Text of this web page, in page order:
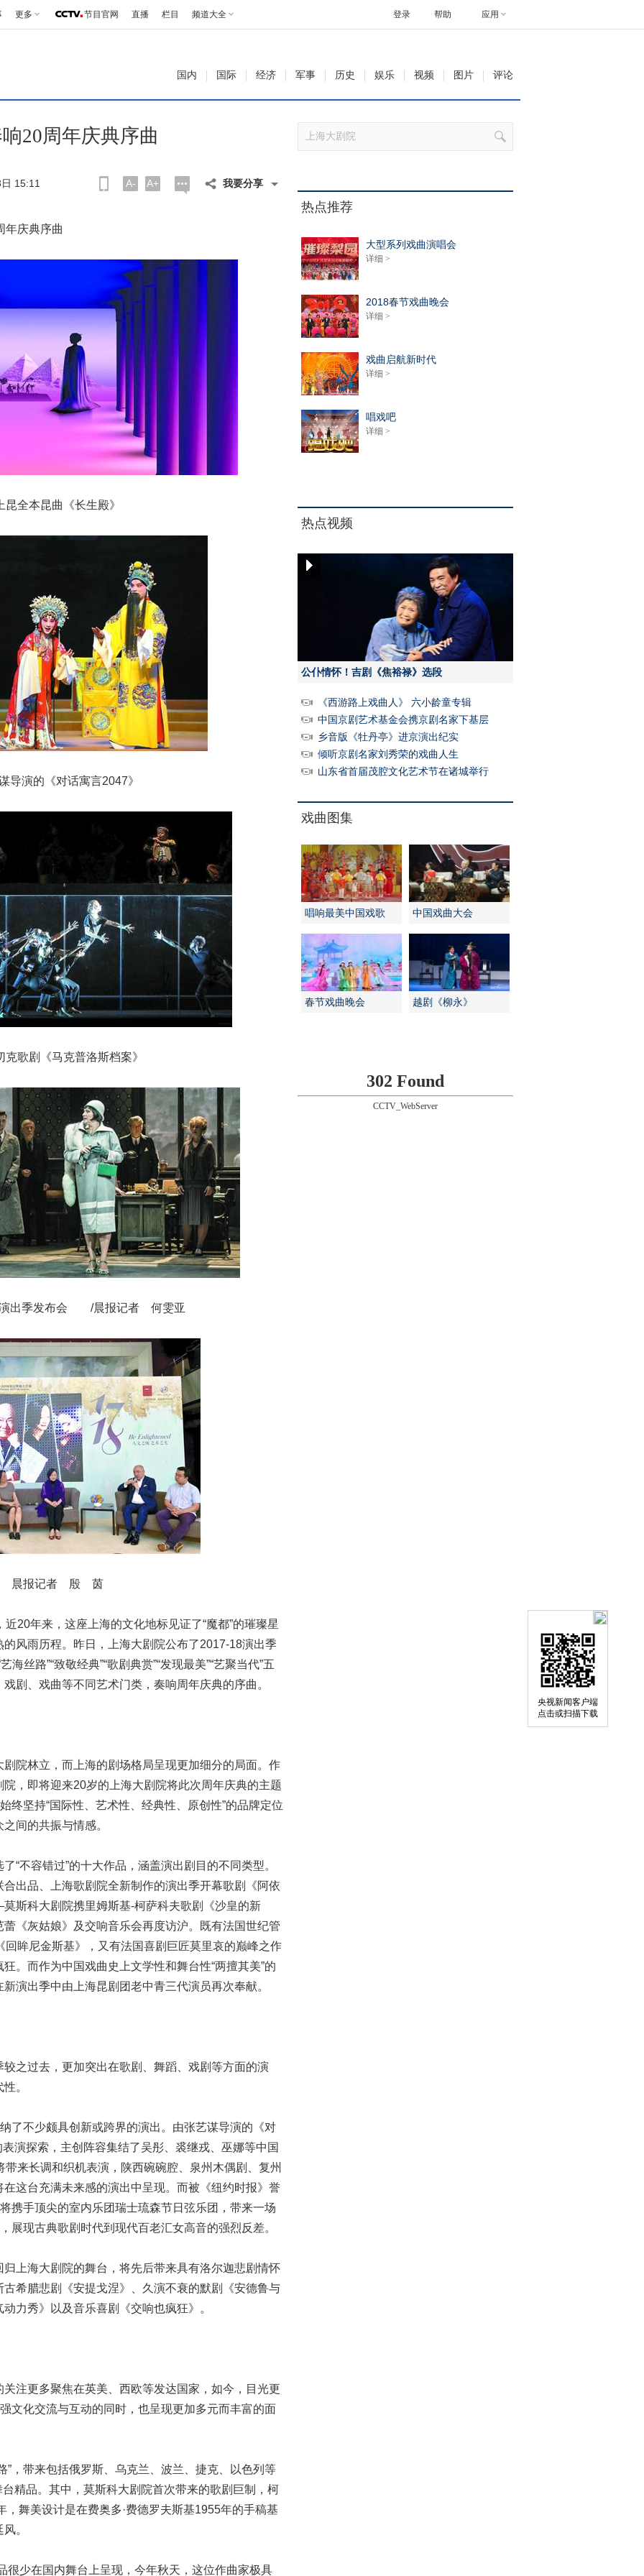
央视新闻客户端
点击或扫描下载
更多 节目官网 直播 栏目 频道大全 帮助 应用
登录
国内 国际 经济 军事 历史 娱乐 视频 图片 评论
20周年庆典序曲
15:11 A- A+ 我要分享
年庆典序曲
本昆曲《长生殿》
演的《对话寓言2047》
剧《马克普洛斯档案》
出季发布会 /晨报记者 何雯亚
报记者 殷 茵
年来，这座上海的文化地标见证了“魔都”的璀璨星
风雨历程。昨日，上海大剧院公布了2017-18演出季
丝路”“致敬经典”“歌剧典赏”“发现最美”“艺聚当代”五
剧、戏曲等不同艺术门类，奏响周年庆典的序曲。
林立，而上海的剧场格局呈现更加细分的局面。作
，即将迎来20岁的上海大剧院将此次周年庆典的主题
坚持“国际性、艺术性、经典性、原创性”的品牌定位
间的共振与情感。
容错过”的十大作品，涵盖演出剧目的不同类型。
出品、上海歌剧院全新制作的演出季开幕歌剧《阿依
斯科大剧院携里姆斯基-柯萨科夫歌剧《沙皇的新
《灰姑娘》及交响音乐会再度访沪。既有法国世纪管
眸尼金斯基》，又有法国喜剧巨匠莫里哀的巅峰之作
。而作为中国戏曲史上文学性和舞台性“两擅其美”的
演出季中由上海昆剧团老中青三代演员再次奉献。
过去，更加突出在歌剧、舞蹈、戏剧等方面的演
。
不少颇具创新或跨界的演出。由张艺谋导演的《对
演探索，主创阵容集结了吴彤、裘继戎、巫娜等中国
来长调和织机表演，陕西碗碗腔、泉州木偶剧、复州
这台充满未来感的演出中呈现。而被《纽约时报》誉
携手顶尖的室内乐团瑞士琉森节日弦乐团，带来一场
展现古典歌剧时代到现代百老汇女高音的强烈反差。
海大剧院的舞台，将先后带来具有洛尔迦悲剧情怀
希腊悲剧《安提戈涅》、久演不衰的默剧《安德鲁与
力秀》以及音乐喜剧《交响也疯狂》。
更多聚焦在英美、西欧等发达国家，如今，目光更
文化交流与互动的同时，也呈现更加多元而丰富的面
带来包括俄罗斯、乌克兰、波兰、捷克、以色列等
精品。其中，莫斯科大剧院首次带来的歌剧巨制，柯
舞美设计是在费奥多·费德罗夫斯基1955年的手稿基
。
少在国内舞台上呈现，今年秋天，这位作曲家极具
热点推荐
大型系列戏曲演唱会
详细 >
2018春节戏曲晚会
详细 >
戏曲启航新时代
详细 >
唱戏吧
详细 >
热点视频
公仆情怀！吉剧《焦裕禄》选段
《西游路上戏曲人》 六小龄童专辑
中国京剧艺术基金会携京剧名家下基层
乡音版《牡丹亭》进京演出纪实
倾听京剧名家刘秀荣的戏曲人生
山东省首届茂腔文化艺术节在诸城举行
戏曲图集
唱响最美中国戏歌 中国戏曲大会
春节戏曲晚会 越剧《柳永》
302 Found
CCTV_WebServer